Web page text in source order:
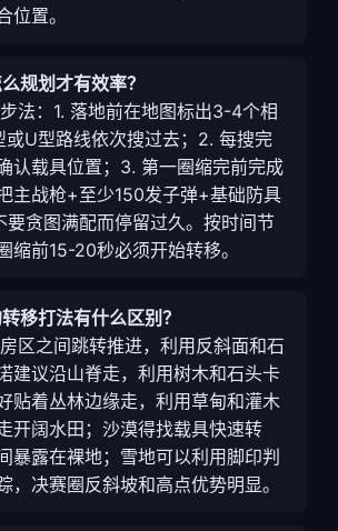
位置。
规划才有效率？
法：1. 落地前在地图标出3-4个相
或U型路线依次搜过去；2. 每搜完
认载具位置；3. 第一圈缩完前完成
主战枪+至少150发子弹+基础防具
要贪图满配而停留过久。按时间节
缩前15-20秒必须开始转移。
移打法有什么区别？
区之间跳转推进，利用反斜面和石
建议沿山脊走，利用树木和石头卡
贴着丛林边缘走，利用草甸和灌木
开阔水田；沙漠得找载具快速转
暴露在裸地；雪地可以利用脚印判
，决赛圈反斜坡和高点优势明显。